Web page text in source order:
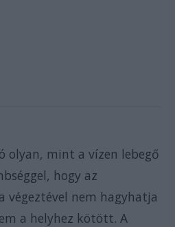
olyan, mint a vízen lebegő
hogy az
nem hagyhatja
a helyhez kötött. A